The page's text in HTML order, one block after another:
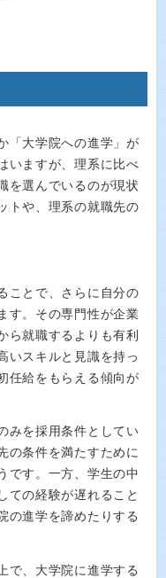
「大学院への進学」が
いますが、理系に比べ
を選んでいるのが現状
トや、理系の就職先の
ことで、さらに自分の
す。その専門性が企業
ら就職するよりも有利
いスキルと見識を持っ
任給をもらえる傾向が
みを採用条件としてい
の条件を満たすために
です。一方、学生の中
ての経験が遅れること
の進学を諦めたりする
で、大学院に進学する